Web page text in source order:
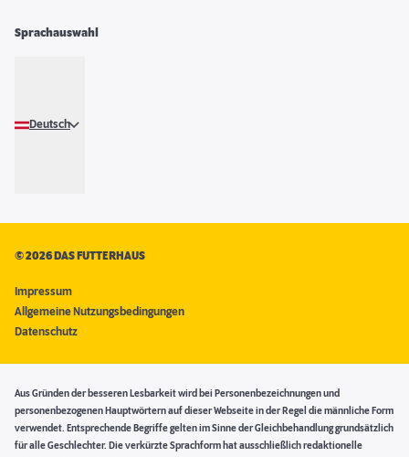
Sprachauswahl
Deutsch
©2026 DAS FUTTERHAUS
Impressum
Allgemeine Nutzungsbedingungen
Datenschutz
Aus Gründen der besseren Lesbarkeit wird bei Personenbezeichnungen und
personenbezogenen Hauptwörtern auf dieser Webseite in der Regel die männliche Form
verwendet. Entsprechende Begriffe gelten im Sinne der Gleichbehandlung grundsätzlich
für alle Geschlechter. Die verkürzte Sprachform hat ausschließlich redaktionelle